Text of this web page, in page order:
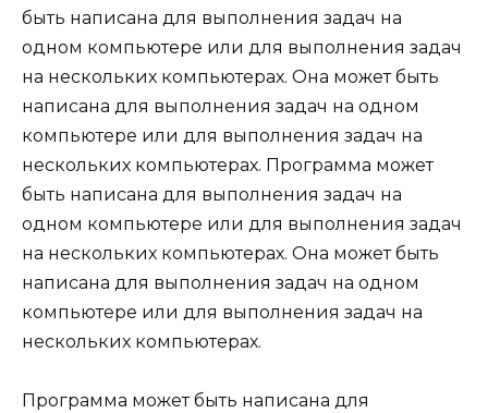
быть написана для выполнения задач на
одном компьютере или для выполнения задач
на нескольких компьютерах. Она может быть
написана для выполнения задач на одном
компьютере или для выполнения задач на
нескольких компьютерах. Программа может
быть написана для выполнения задач на
одном компьютере или для выполнения задач
на нескольких компьютерах. Она может быть
написана для выполнения задач на одном
компьютере или для выполнения задач на
нескольких компьютерах.
Программа может быть написана для